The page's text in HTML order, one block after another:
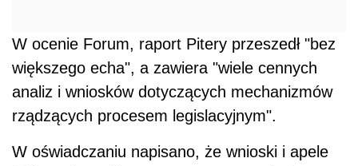
W ocenie Forum, raport Pitery przeszedł "bez
większego echa", a zawiera "wiele cennych
analiz i wniosków dotyczących mechanizmów
rządzących procesem legislacyjnym".
W oświadczaniu napisano, że wnioski i apele